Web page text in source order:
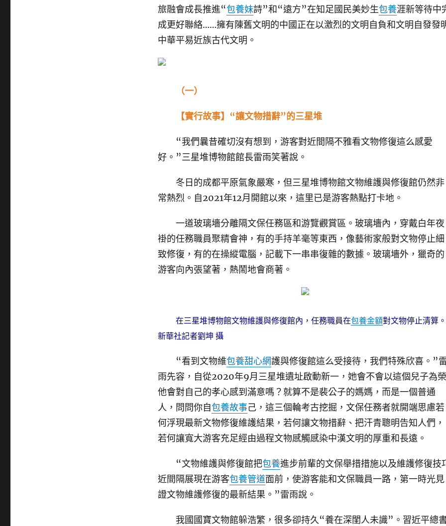
旅融會成長推進“包養妹詩”和“遠方”在知足國民美妙生包養涯新等待中
成更好聯絡……擁有陳舊文明的中國正在以激烈的文明自負和文明自發發
中華平易近族古代文明。
（一）
【實行故事】“讓文物措辭”的三星堆
“我們曩昔確切沒有想到，游客對近間隔不雅看文物修復這么感愛
好。”三星堆博物館館長雷雨笑著說。
冬日的成都平原氣象嚴寒，但三星堆博物館文物維護與修復館仍然非
常熱烈。自2021年12月開館以來，這里已是游客熱點打卡地。
一道玻璃墻分離隔文保任務區和游覽觀賞區。玻璃墻內，穿戴白年夜
褂的任務職員聚精會神，有的手持羊毫等東西，像藝術家般對文物停止細
致修復，有的在操縱電腦，記載下一串串復雜的數據。玻璃墻外，獵奇的
游客向內張望著，熱鬧地會商著。
在三星堆博物館文物維護與修復館內，任務職員在包養金額對文物停止清算。
新華社記者劉坤 攝
“看到文物維包養甜心網護與修復館這么受接待，我們特殊欣喜。”
雨先容，自從2020年9月三星堆遺址啟動新一，她會不會以這個兒子為
他會對自己的孝心感到滿意嗎？就算不是裴公子的媽媽，而是一個普通
人，問問你自包養故事己，這三個輪考古挖掘，文保任務者就開端思慮若
何浮現最新文物修復維護結果，若何讓文物措辭、把汗青聰明告知人們，
若何讓寬大游客充足經由過程文物感觸感染中漢文明的厚重和長遠。
“文物維護與修復館把包養進步前輩的文保舉措措施以及維護修復技
近間隔展現在游客包養管道面前，使游客能和文保職員一路，第一時光見
證文物維護修復的最新結果。”雷雨說。
我國國寶文物館躲浩繁，很多卻持久“養在深閨人未識”。習近平總